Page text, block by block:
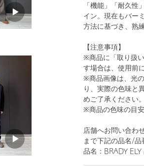
「機能」「耐久性
イン。現在もバー
方法に基づき、熟
【注意事項】
※商品に「取り扱
す場合は、使用前
※商品画像は、光
り、実際の色味と
めご了承ください
※商品の色味の目
店舗へお問い合わ
まで下記の品名/品
品名：BRADY